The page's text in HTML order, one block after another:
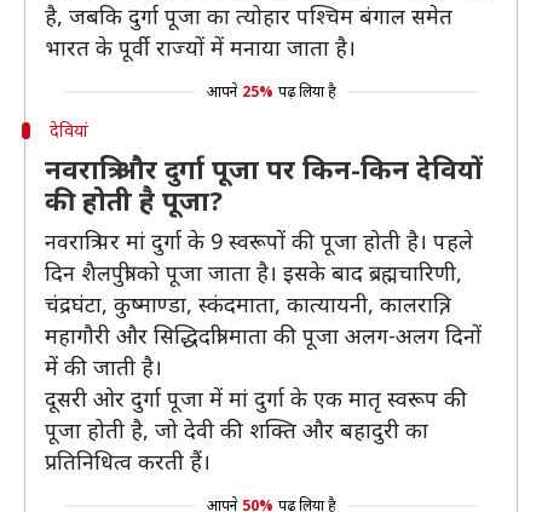
है, जबकि दुर्गा पूजा का त्योहार पश्चिम बंगाल समेत
भारत के पूर्वी राज्यों में मनाया जाता है।
आपने 25% पढ़ लिया है
देवियां
नवरात्रि और दुर्गा पूजा पर किन-किन देवियों
की होती है पूजा?
नवरात्रि पर मां दुर्गा के 9 स्वरूपों की पूजा होती है। पहले
दिन शैलपुत्री को पूजा जाता है। इसके बाद ब्रह्मचारिणी,
चंद्रघंटा, कुष्माण्डा, स्कंदमाता, कात्यायनी, कालरात्रि,
महागौरी और सिद्धिदात्री माता की पूजा अलग-अलग दिनों
में की जाती है।
दूसरी ओर दुर्गा पूजा में मां दुर्गा के एक मातृ स्वरूप की
पूजा होती है, जो देवी की शक्ति और बहादुरी का
प्रतिनिधित्व करती हैं।
आपने 50% पढ़ लिया है